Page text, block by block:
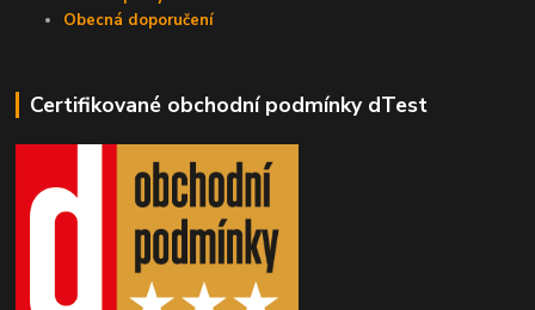
Obecná doporučení
Certifikované obchodní podmínky dTest